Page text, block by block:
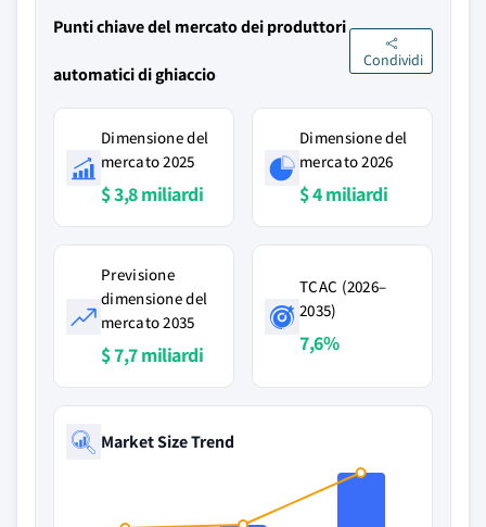
Punti chiave del mercato dei produttori
automatici di ghiaccio
Condividi
Dimensione del
mercato 2025
$ 3,8 miliardi
Dimensione del
mercato 2026
$ 4 miliardi
Previsione
dimensione del
mercato 2035
$ 7,7 miliardi
TCAC (2026–
2035)
7,6%
Market Size Trend